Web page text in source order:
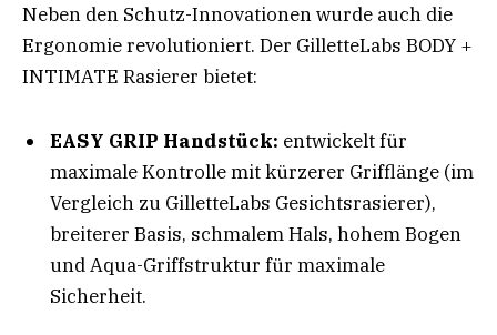
Neben den Schutz-Innovationen wurde auch die
Ergonomie revolutioniert. Der GilletteLabs BODY +
INTIMATE Rasierer bietet:
EASY GRIP Handstück: entwickelt für
maximale Kontrolle mit kürzerer Grifflänge (im
Vergleich zu GilletteLabs Gesichtsrasierer),
breiterer Basis, schmalem Hals, hohem Bogen
und Aqua-Griffstruktur für maximale
Sicherheit.